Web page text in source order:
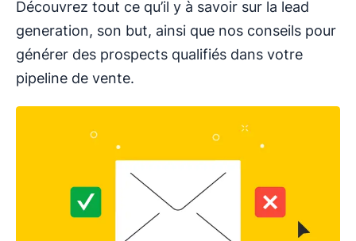
Découvrez tout ce qu’il y à savoir sur la lead
generation, son but, ainsi que nos conseils pour
générer des prospects qualifiés dans votre
pipeline de vente.